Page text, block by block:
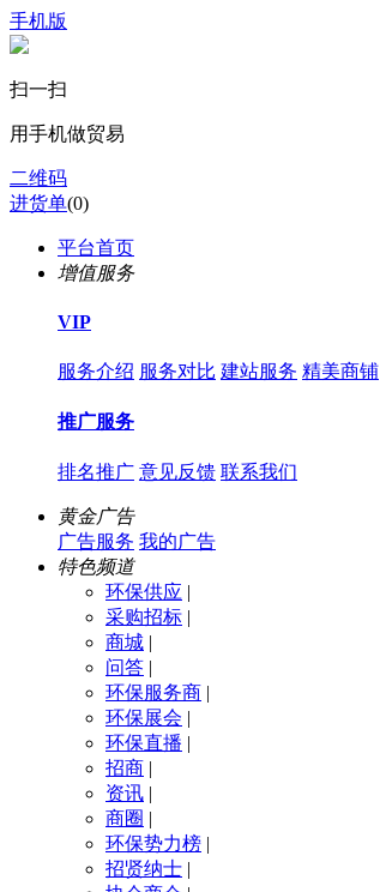
手机版
扫一扫
用手机做贸易
二维码
进货单(0)
平台首页
增值服务
VIP
服务介绍 服务对比 建站服务 精美商铺
推广服务
排名推广 意见反馈 联系我们
黄金广告
广告服务 我的广告
特色频道
环保供应 |
采购招标 |
商城 |
问答 |
环保服务商 |
环保展会 |
环保直播 |
招商 |
资讯 |
商圈 |
环保势力榜 |
招贤纳士 |